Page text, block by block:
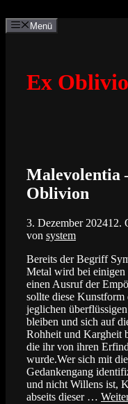
Inhalt
springen
Menü
Ex Oblivio
Malevolentia
Oblivion
3. Dezember 202412.
von system
Bereits der Begriff
Metal wird bei einigen
einen Ausruf der
sollte diese
jeglichen
bleiben und sich auf
Rohheit und Kargheit
die ihr von ihren
wurde.Wer sich mit
Gedankengang
und nicht Willens ist,
abseits dieser …